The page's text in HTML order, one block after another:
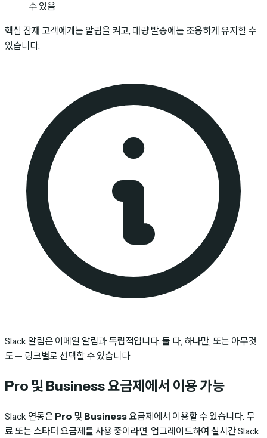
수 있음
핵심 잠재 고객에게는 알림을 켜고, 대량 발송에는 조용하게 유지할 수
있습니다.
Slack 알림은 이메일 알림과 독립적입니다. 둘 다, 하나만, 또는 아무것
도 — 링크별로 선택할 수 있습니다.
Pro 및 Business 요금제에서 이용 가능
Slack 연동은 Pro 및 Business요금제에서 이용할 수 있습니다. 무
료 또는 스타터 요금제를 사용 중이라면, 업그레이드하여 실시간 Slack